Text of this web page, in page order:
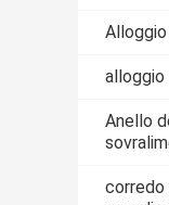
Anello
corredo